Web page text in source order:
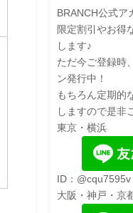
BRANCH公式ア
限定割引やお得
します♪
ただ今ご登録時
ン発行中！
もちろん定期的
しますので是非
東京・横浜
ID：@cqu7595v
大阪・神戸・京